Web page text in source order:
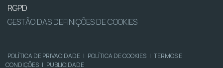
RGPD
GESTÃO DAS DEFINIÇÕES DE COOKIES
POLÍTICA DE PRIVACIDADE | POLÍTICA DE COOKIES | TERMOS E
CONDIÇÕES | PUBLICIDADE